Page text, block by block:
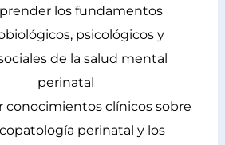
los fundamentos
psicológicos y
de la salud mental
perinatal
conocimientos clínicos sobre
perinatal y los